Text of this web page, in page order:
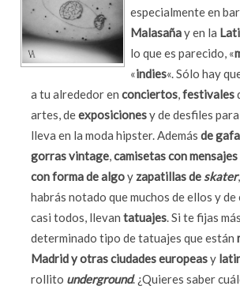
especialmente en
Malasañay en la
lo que es parecido, «
«indies«. Sólo hay
a tu alrededor enconciertos,festivales
artes, deexposicionesy de desfiles
lleva en la moda hipster. Ademásde
gorras vintage,camisetas con
con forma de algoy zapatillas deskater
habrás notado que muchos de ellos y de
casi todos, llevantatuajes. Si te fijas
determinado tipo de tatuajes que están
Madrid y otras ciudades europeasy
rollito underground. ¿Quieres saber